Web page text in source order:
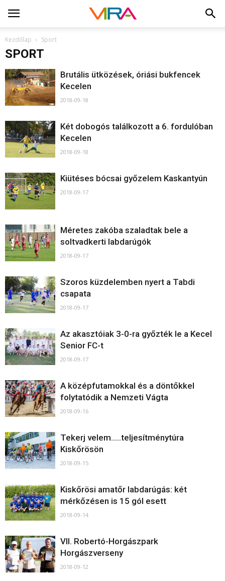
Kezdőlap Sport
SPORT
Brutális ütközések, óriási bukfencek
Kecelen
2018-09-18
Két dobogós találkozott a 6. fordulóban
Kecelen
2018-09-18
Kiütéses bócsai győzelem Kaskantyún
2018-09-17
Méretes zakóba szaladtak bele a
soltvadkerti labdarúgók
2018-09-17
Szoros küzdelemben nyert a Tabdi
csapata
2018-09-17
Az akasztóiak 3-0-ra győzték le a Kecel
Senior FC-t
2018-09-17
A középfutamokkal és a döntőkkel
folytatódik a Nemzeti Vágta
2018-09-16
Tekerj velem…..teljesítménytúra
Kiskőrösön
2018-09-15
Kiskőrösi amatőr labdarúgás: két
mérkőzésen is 15 gól esett
2018-09-14
VII. Robertó-Horgászpark
Horgászverseny
2018-09-12